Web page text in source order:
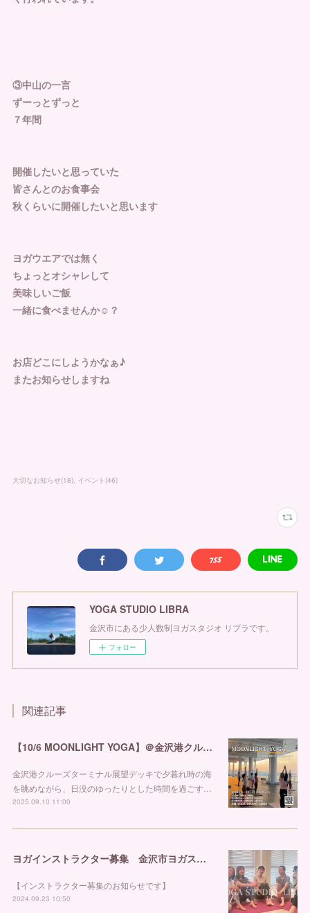
③中山の一言
ずーっとずっと
７年間
開催したいと思っていた
皆さんとのお食事会
秋くらいに開催したいと思います
ヨガウエアでは無く
ちょっとオシャレして
美味しいご飯
一緒に食べませんか☺︎？
お店どこにしようかなぁ♪
またお知らせしますね
大切なお知らせ(18) イベント (46)
YOGA STUDIO LIBRA
金沢市にある少人数制ヨガスタジオ リブラです。
フォロー
関連記事
【10/6 MOONLIGHT YOGA】＠金沢港クルーズターミナル
金沢港クルーズターミナル展望デッキで夕暮れ時の海
を眺めながら、日没のゆったりとした時間を過ごす…
2025.09.10 11:00
ヨガインストラクター募集 金沢市ヨガスタジオ リブラ
【インストラクター募集のお知らせです】
2024.09.23 10:50